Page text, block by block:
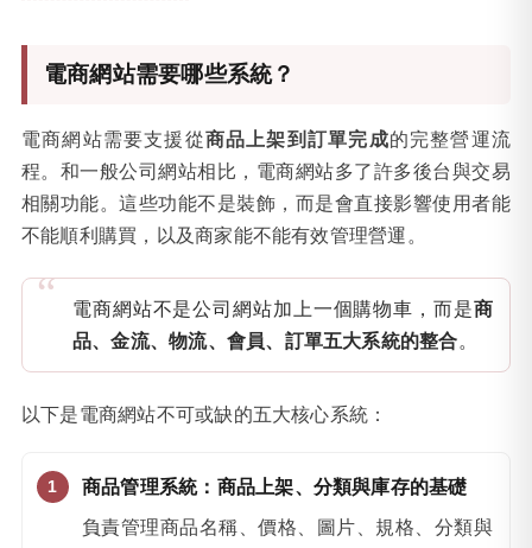
電商網站需要哪些系統？
電商網站需要支援從商品上架到訂單完成的完整營運流
程。和一般公司網站相比，電商網站多了許多後台與交易
相關功能。這些功能不是裝飾，而是會直接影響使用者能
不能順利購買，以及商家能不能有效管理營運。
電商網站不是公司網站加上一個購物車，而是商
品、金流、物流、會員、訂單五大系統的整合。
以下是電商網站不可或缺的五大核心系統：
商品管理系統：商品上架、分類與庫存的基礎
負責管理商品名稱、價格、圖片、規格、分類與